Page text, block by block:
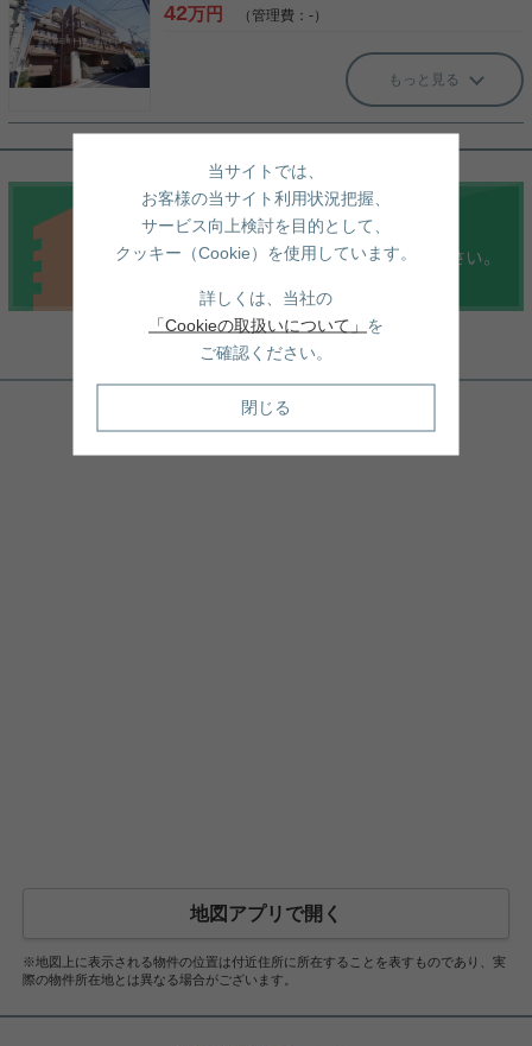
42万円 （管理費：-）
もっと見る
周辺地図
地図アプリで開く
※地図上に表示される物件の位置は付近住所に所在することを表すものであり、実
際の物件所在地とは異なる場合がございます。
当サイトでは、
お客様の当サイト利用状況把握、
サービス向上検討を目的として、
クッキー（Cookie）を使用しています。
詳しくは、当社の
「Cookieの取扱いについて」 を
ご確認ください。
閉じる